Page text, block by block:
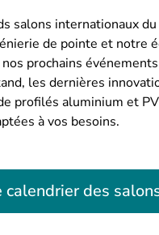
salons internationaux
de pointe et notre
prochains
les dernières
profilés aluminium et
à vos besoins.
calendrier des